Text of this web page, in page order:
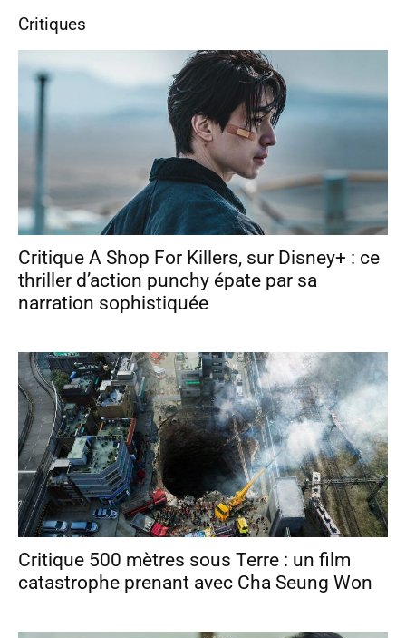
Critiques
Critique A Shop For Killers, sur Disney+ : ce
thriller d’action punchy épate par sa
narration sophistiquée
Critique 500 mètres sous Terre : un film
catastrophe prenant avec Cha Seung Won